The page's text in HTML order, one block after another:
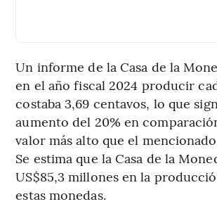
Un informe de la Casa de la
en el año fiscal 2024 producir
costaba 3,69 centavos, lo que
aumento del 20% en
valor más alto que el
Se estima que la Casa de la
US$85,3 millones en la
estas monedas.